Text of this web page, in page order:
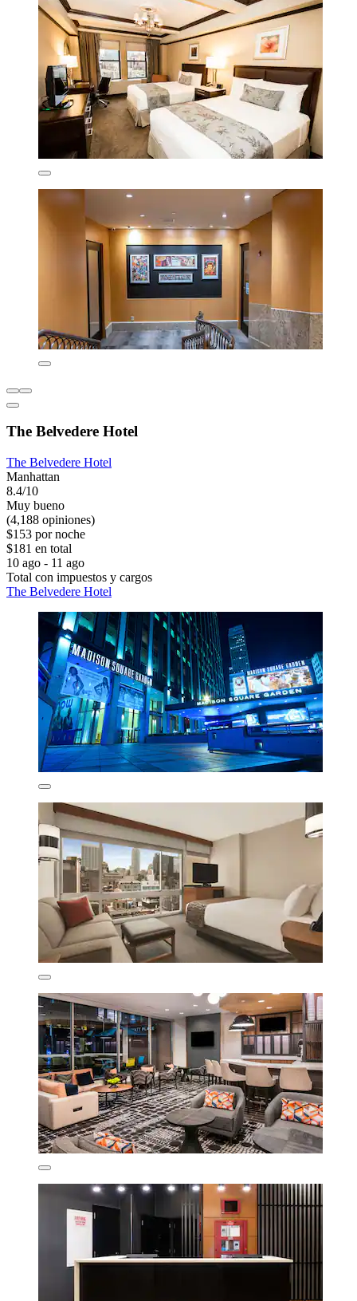
The Belvedere Hotel
The Belvedere Hotel
Manhattan
8.4/10
Muy bueno
(4,188 opiniones)
$153 por noche
$181 en total
10 ago - 11 ago
Total con impuestos y cargos
The Belvedere Hotel